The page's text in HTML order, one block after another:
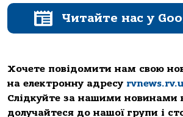
Читайте нас у
Хочете повідомити нам свою
на електронну адресу
Слідкуйте за нашими новинами
долучайтеся до нашої групи і